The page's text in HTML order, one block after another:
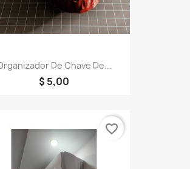
De Chave De...
$ 5,00
favorite_border